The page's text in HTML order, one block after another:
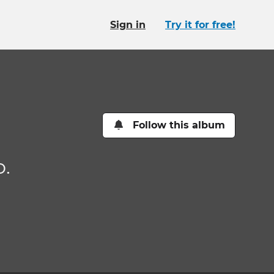
Sign in Try it for free!
Follow this album